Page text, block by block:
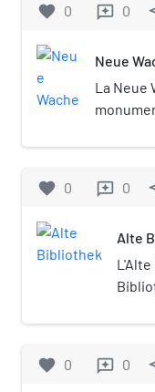
favorite 0 reviews 0
Neue
La Neue
favorite 0 reviews 0
Alte
favorite 0 reviews 0